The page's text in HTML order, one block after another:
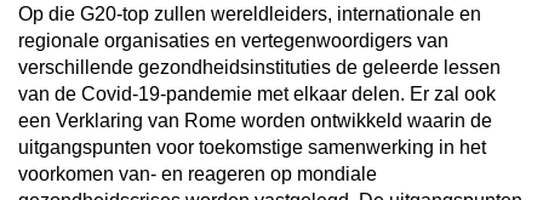
Op die G20-top zullen wereldleiders, internationale en
regionale organisaties en vertegenwoordigers van
verschillende gezondheidsinstituties de geleerde lessen
van de Covid-19-pandemie met elkaar delen. Er zal ook
een Verklaring van Rome worden ontwikkeld waarin de
uitgangspunten voor toekomstige samenwerking in het
voorkomen van- en reageren op mondiale